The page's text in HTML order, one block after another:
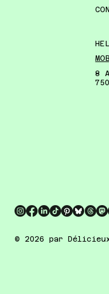
8
© 2026 par